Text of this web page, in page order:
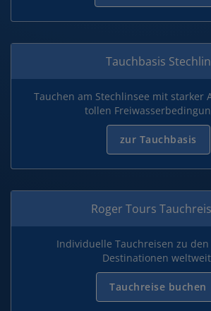
Tauchbasis Stechlin
Tauchen am Stechlinsee mit starker
tollen
zur Tauchbasis
Roger Tours
Individuelle Tauchreisen zu
Destinationen
Tauchreise buchen